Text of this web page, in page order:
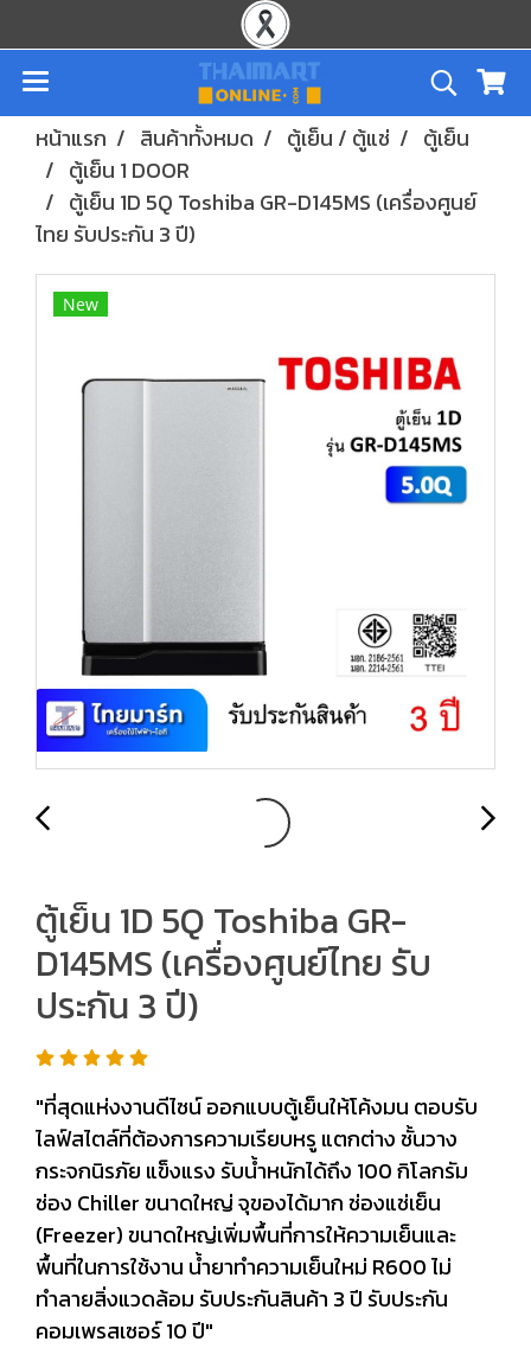
หน้าแรก สินค้าทั้งหมด ตู้เย็น / ตู้แช่
ตู้เย็น
ตู้เย็น 1 DOOR
ตู้เย็น 1D 5Q Toshiba GR-D145MS (เครื่องศูนย์
ไทย รับประกัน 3 ปี)
New
ตู้เย็น 1D 5Q Toshiba GR-
D145MS (เครื่องศูนย์ไทย รับ
ประกัน 3 ปี)
"ที่สุดแห่งงานดีไซน์ ออกแบบตู้เย็นให้โค้งมน ตอบรับ
ไลฟ์สไตล์ที่ต้องการความเรียบหรู แตกต่าง ชั้นวาง
กระจกนิรภัย แข็งแรง รับน้ำหนักได้ถึง 100 กิโลกรัม
ช่อง Chiller ขนาดใหญ่ จุของได้มาก ช่องแช่เย็น
(Freezer) ขนาดใหญ่เพิ่มพื้นที่การให้ความเย็นและ
พื้นที่ในการใช้งาน น้ำยาทำความเย็นใหม่ R600 ไม่
ทำลายสิ่งแวดล้อม รับประกันสินค้า 3 ปี รับประกัน
คอมเพรสเซอร์ 10 ปี"